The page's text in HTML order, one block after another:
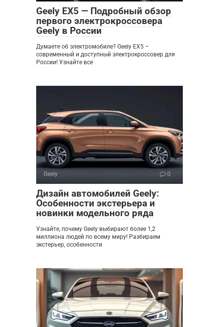
Geely EX5 — Подробный обзор
первого электрокроссовера
Geely в России
Думаете об электромобиле? Geely EX5 –
современный и доступный электрокроссовер для
России! Узнайте все
Geely 0
Дизайн автомобилей Geely:
Особенности экстерьера и
новинки модельного ряда
Узнайте, почему Geely выбирают более 1,2
миллиона людей по всему миру! Разбираем
экстерьер, особенности